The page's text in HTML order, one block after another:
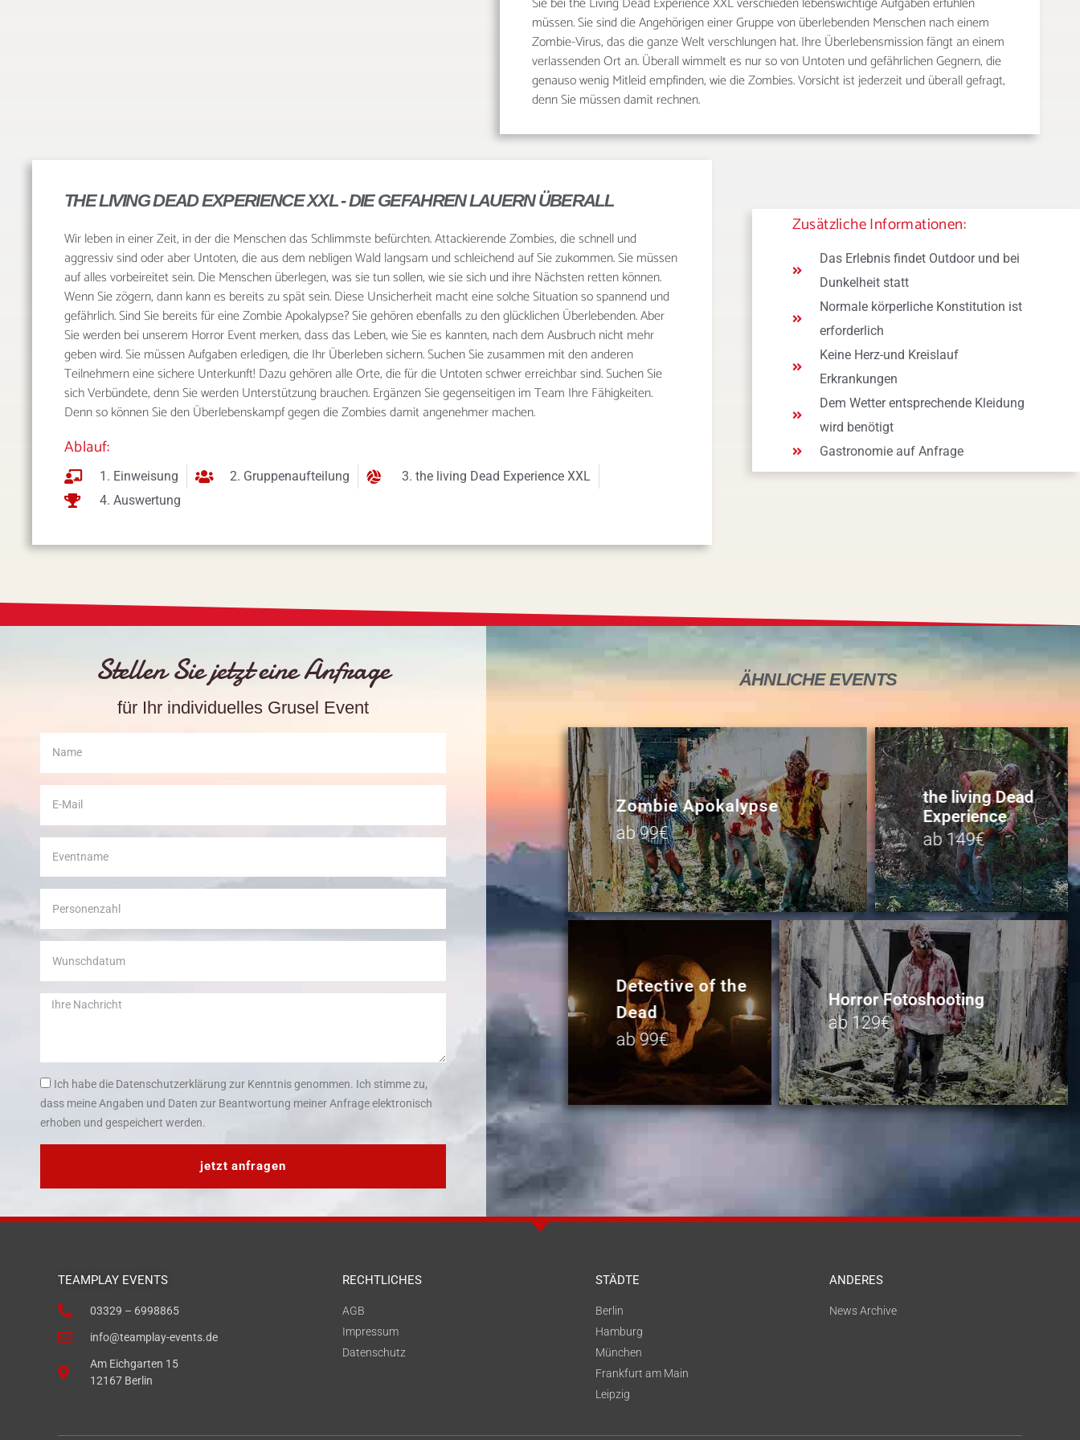
müssen. Sie sind die Angehörigen einer Gruppe von überlebenden Menschen nach einem
Zombie-Virus, das die ganze Welt verschlungen hat. Ihre Überlebensmission fängt an einem
verlassenden Ort an. Überall wimmelt es nur so von Untoten und gefährlichen Gegnern, die
genauso wenig Mitleid empfinden, wie die Zombies. Vorsicht ist jederzeit und überall gefragt,
denn Sie müssen damit rechnen.
THE LIVING DEAD EXPERIENCE XXL - DIE GEFAHREN LAUERN ÜBERALL
Wir leben in einer Zeit, in der die Menschen das Schlimmste befürchten. Attackierende Zombies, die schnell und
aggressiv sind oder aber Untoten, die aus dem nebligen Wald langsam und schleichend auf Sie zukommen. Sie müssen
auf alles vorbeireitet sein. Die Menschen überlegen, was sie tun sollen, wie sie sich und ihre Nächsten retten können.
Wenn Sie zögern, dann kann es bereits zu spät sein. Diese Unsicherheit macht eine solche Situation so spannend und
gefährlich. Sind Sie bereits für eine Zombie Apokalypse? Sie gehören ebenfalls zu den glücklichen Überlebenden. Aber
Sie werden bei unserem Horror Event merken, dass das Leben, wie Sie es kannten, nach dem Ausbruch nicht mehr
geben wird. Sie müssen Aufgaben erledigen, die Ihr Überleben sichern. Suchen Sie zusammen mit den anderen
Teilnehmern eine sichere Unterkunft! Dazu gehören alle Orte, die für die Untoten schwer erreichbar sind. Suchen Sie
sich Verbündete, denn Sie werden Unterstützung brauchen. Ergänzen Sie gegenseitigen im Team Ihre Fähigkeiten.
Denn so können Sie den Überlebenskampf gegen die Zombies damit angenehmer machen.
Ablauf:
1. Einweisung 2. Gruppenaufteilung
3. the living Dead Experience XXL
4. Auswertung
Zusätzliche Informationen:
Das Erlebnis findet Outdoor und bei
Dunkelheit statt
Normale körperliche Konstitution ist
erforderlich
Keine Herz-und Kreislauf
Erkrankungen
Dem Wetter entsprechende Kleidung
wird benötigt
Gastronomie auf Anfrage
Stellen Sie jetzt eine Anfrage
für Ihr individuelles Grusel Event
Ich habe die Datenschutzerklärung zur Kenntnis genommen. Ich stimme zu,
dass meine Angaben und Daten zur Beantwortung meiner Anfrage elektronisch
erhoben und gespeichert werden.
jetzt anfragen
ÄHNLICHE EVENTS
Zombie Apokalypse
ab 99€
the living Dead
Experience
ab 149€
Detective of the
Dead
ab 99€
Horror Fotoshooting
ab 129€
TEAMPLAY EVENTS
03329 – 6998865
info@teamplay-events.de
Am Eichgarten 15
12167 Berlin
RECHTLICHES
AGB
Impressum
Datenschutz
STÄDTE
Berlin
Hamburg
München
Frankfurt am Main
Leipzig
ANDERES
News Archive